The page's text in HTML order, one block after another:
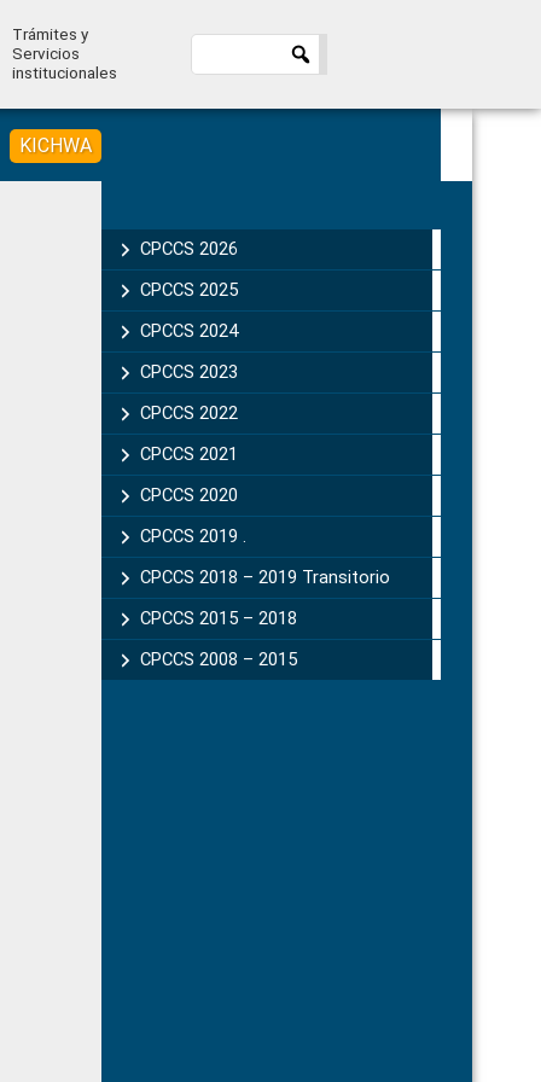
Trámites y
Servicios
institucionales
KICHWA
Sidebar
CPCCS 2026
CPCCS 2025
CPCCS 2024
CPCCS 2023
CPCCS 2022
CPCCS 2021
CPCCS 2020
CPCCS 2019 .
CPCCS 2018 – 2019 Transitorio
CPCCS 2015 – 2018
CPCCS 2008 – 2015